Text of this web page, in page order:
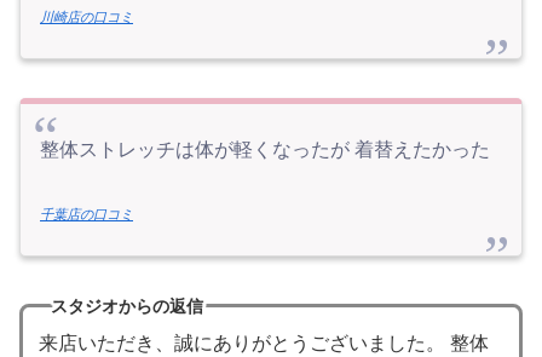
川崎店の口コミ
整体ストレッチは体が軽くなったが 着替えたかった
千葉店の口コミ
スタジオからの返信
来店いただき、誠にありがとうございました。 整体